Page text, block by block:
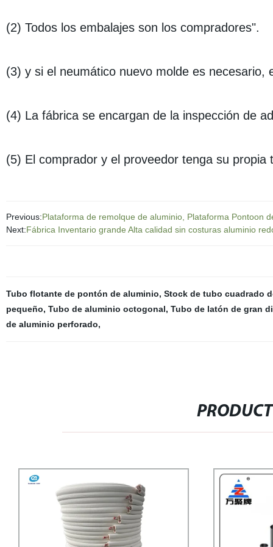
(2) Todos los embalajes son los compradores".
(3) y si el neumático nuevo molde es
(4) La fábrica se encargan de la inspección de
(5) El comprador y el proveedor tenga su
Previous:Plataforma de remolque de aluminio, Plataforma Pontoon
Next:Fábrica Inventario grande Alta calidad sin costuras aluminio
Tubo flotante de pontón de aluminio, Stock de tubo cuadrado
pequeño, Tubo de aluminio octogonal, Tubo de latón de gran
de aluminio perforado,